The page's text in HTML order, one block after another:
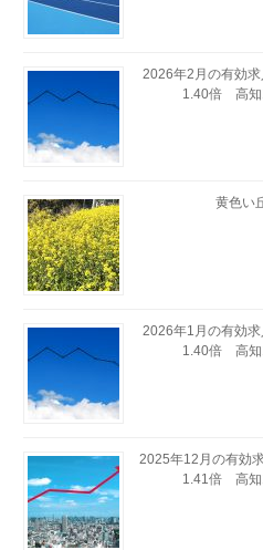
2026年2月の有効
1.40倍 高知
黄色い
2026年1月の有効
1.40倍 高知
2025年12月の有効
1.41倍 高知